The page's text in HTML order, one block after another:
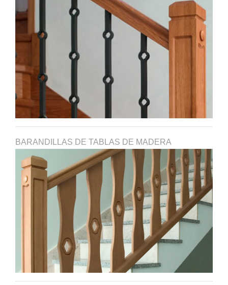
BARANDILLAS DE TABLAS DE MADERA